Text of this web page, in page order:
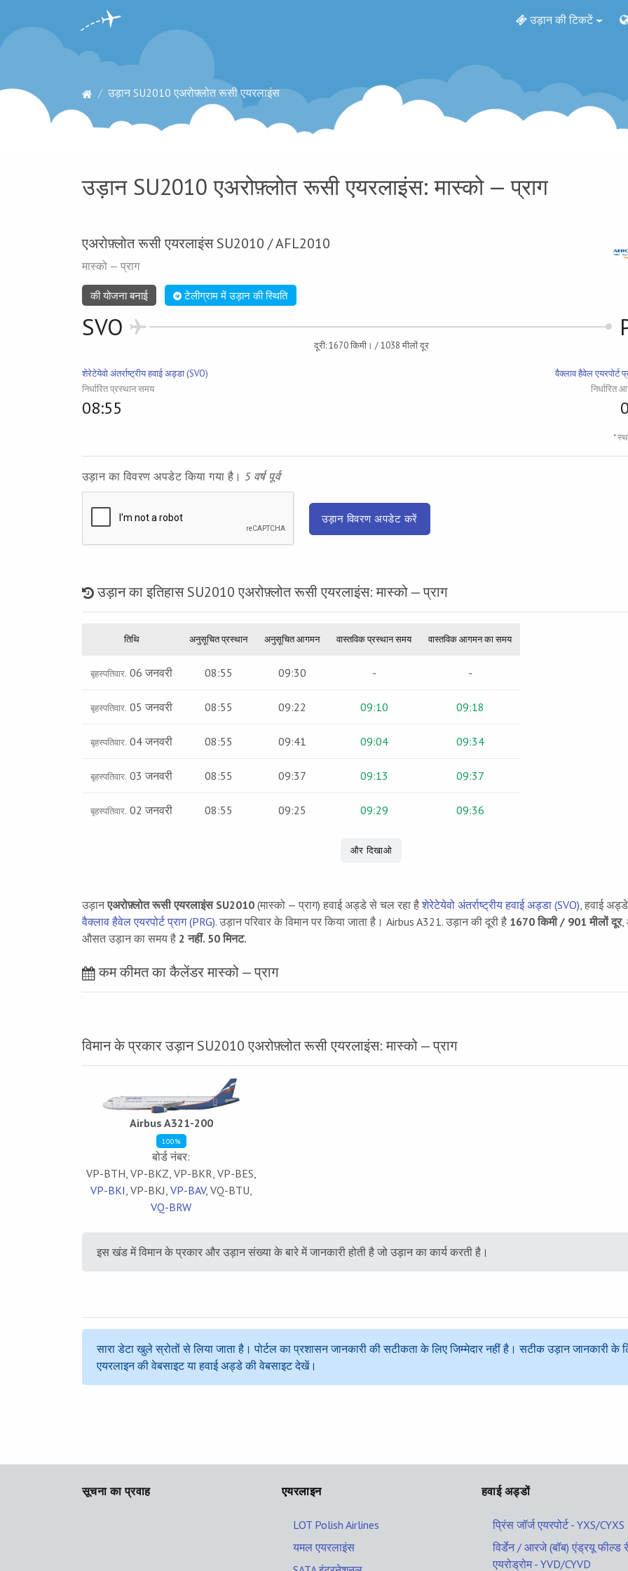
उड़ान की टिकटें
उड़ान SU2010 एअरोफ़्लोत रूसी एयरलाइंस
उड़ान SU2010 एअरोफ़्लोत रूसी एयरलाइंस: मास्को — प्राग
एअरोफ़्लोत रूसी एयरलाइंस SU2010 / AFL2010
मास्को — प्राग
की योजना बनाई टेलीग्राम में उड़ान की स्थिति
SVO
दूरी: 1670 किमी। / 1038 मीलों दूर
शेरेटेयेवो अंतर्राष्ट्रीय हवाई अड्डा (SVO)
वैक्लाव हैवेल एयरपोर्ट
निर्धारित प्रस्थान समय
08:55
*
उड़ान का विवरण अपडेट किया गया है। 5 वर्ष पूर्व
उड़ान विवरण अपडेट करें
उड़ान का इतिहास SU2010 एअरोफ़्लोत रूसी एयरलाइंस: मास्को — प्राग
तिथि अनुसूचित प्रस्थान अनुसूचित आगमन वास्तविक प्रस्थान समय वास्तविक आगमन का समय
बृहस्पतिवार. 06 जनवरी 08:55 09:30 - -
बृहस्पतिवार. 05 जनवरी 08:55 09:22 09:10 09:18
बृहस्पतिवार. 04 जनवरी 08:55 09:41 09:04 09:34
बृहस्पतिवार. 03 जनवरी 08:55 09:37 09:13 09:37
बृहस्पतिवार. 02 जनवरी 08:55 09:25 09:29 09:36
और दिखाओ
उड़ानएअरोफ़्लोत रूसी एयरलाइंस SU2010 (मास्को — प्राग) हवाई अड्डे से चल रहा हैशेरेटेयेवो अंतर्राष्ट्रीय हवाई अड्डा (SVO), हवाई
वैक्लाव हैवेल एयरपोर्ट प्राग (PRG). उड़ान परिवार के विमान पर किया जाता है। Airbus A321. उड़ान की दूरी है 1670 किमी / 901 मीलों दूर,
औसत उड़ान का समय है 2 नहीं. 50 मिनट.
कम कीमत का कैलेंडर मास्को — प्राग
विमान के प्रकार उड़ान SU2010 एअरोफ़्लोत रूसी एयरलाइंस: मास्को — प्राग
Airbus A321-200
100%
बोर्ड नंबर:
VP-BTH, VP-BKZ, VP-BKR, VP-BES,
VP-BKI, VP-BKJ, VP-BAV, VQ-BTU,
VQ-BRW
इस खंड में विमान के प्रकार और उड़ान संख्या के बारे में जानकारी होती है जो उड़ान का कार्य करती है।
सारा डेटा खुले स्रोतों से लिया जाता है। पोर्टल का प्रशासन जानकारी की सटीकता के लिए जिम्मेदार नहीं है। सटीक उड़ान जानकारी के
एयरलाइन की वेबसाइट या हवाई अड्डे की वेबसाइट देखें।
सूचना का प्रवाह एयरलाइन
LOT Polish Airlines
यमल एयरलाइंस
हवाई अड्डों
प्रिंस जॉर्ज एयरपोर्ट - YXS/CYXS
विर्डेन / आरजे (बॉब) एंड्रयू फील्ड
एयरोड्रोम - YVD/CYVD